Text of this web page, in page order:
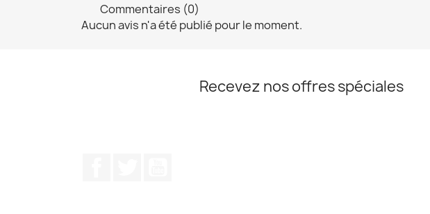
Commentaires (0)
Aucun avis n'a été publié pour le moment.
Recevez nos offres spéciales